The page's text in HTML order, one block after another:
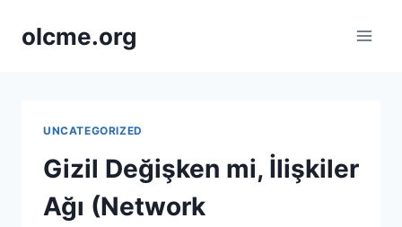
olcme.org
UNCATEGORIZED
Gizil Değişken mi, İlişkiler
Ağı (Network